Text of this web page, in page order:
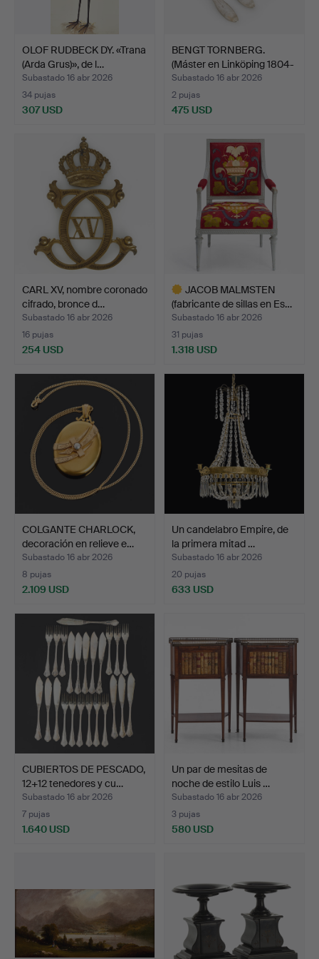
OLOF RUDBECK DY. «Trana
(Arda Grus)», de l…
Subastado 16 abr 2026
34 pujas
307 USD
BENGT TORNBERG.
(Máster en Linköping 1804-
…
Subastado 16 abr 2026
2 pujas
475 USD
CARL XV, nombre coronado
cifrado, bronce d…
Subastado 16 abr 2026
16 pujas
254 USD
JACOB MALMSTEN
(fabricante de sillas en Es…
Subastado 16 abr 2026
31 pujas
1.318 USD
seleccionado
COLGANTE CHARLOCK,
decoración en relieve e…
Subastado 16 abr 2026
8 pujas
2.109 USD
Un candelabro Empire, de
la primera mitad …
Subastado 16 abr 2026
20 pujas
633 USD
CUBIERTOS DE PESCADO,
12+12 tenedores y cu…
Subastado 16 abr 2026
7 pujas
1.640 USD
Un par de mesitas de
noche de estilo Luis …
Subastado 16 abr 2026
3 pujas
580 USD